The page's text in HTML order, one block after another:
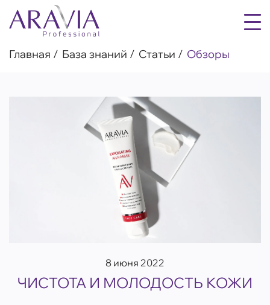
Главная База знаний Статьи Обзоры
8 июня 2022
ЧИСТОТА И МОЛОДОСТЬ КОЖИ